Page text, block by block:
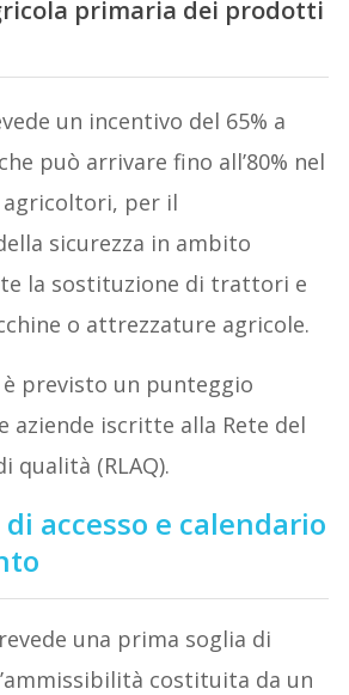
primaria dei prodotti
un incentivo del 65% a
può arrivare fino all’80% nel
agricoltori, per il
sicurezza in ambito
la sostituzione di trattori e
o attrezzature agricole.
è previsto un punteggio
aziende iscritte alla Rete del
qualità (RLAQ).
accesso e calendario
una prima soglia di
costituita da un